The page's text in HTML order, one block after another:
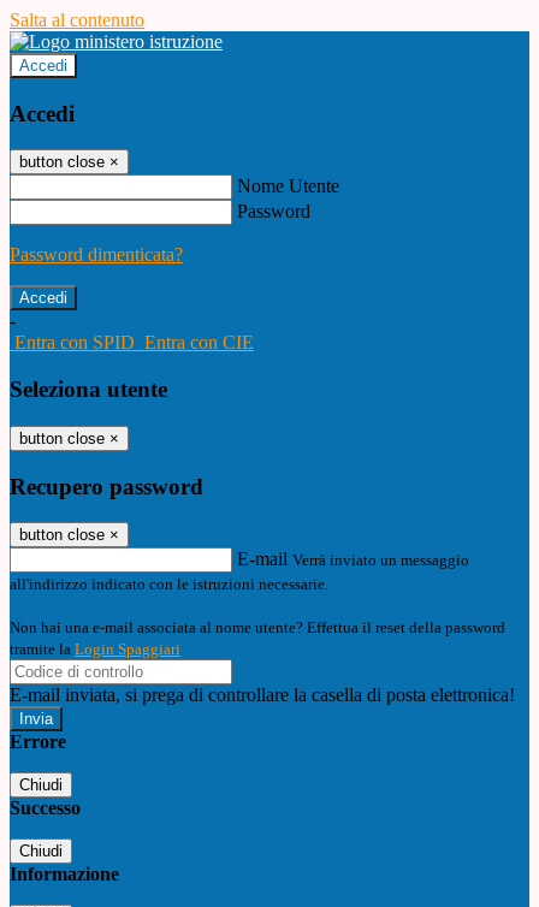
Salta al contenuto
Accedi
Accedi
button close ×
Nome Utente
Password
Password dimenticata?
-
Entra con SPID Entra con CIE
Seleziona utente
button close ×
Recupero password
button close ×
E-mail Verrà inviato un messaggio
all'indirizzo indicato con le istruzioni necessarie.
Non hai una e-mail associata al nome utente? Effettua il reset della password
tramite la Login Spaggiari
E-mail inviata, si prega di controllare la casella di posta elettronica!
Errore
Chiudi
Successo
Chiudi
Informazione